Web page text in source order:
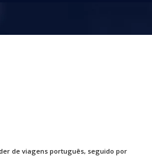
de viagens português, seguido por